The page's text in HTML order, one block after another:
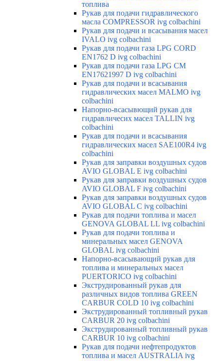
топлива
Рукав для подачи гидравлического
масла COMPRESSOR ivg colbachini
Рукав для подачи и всасывания масел
IVALO ivg colbachini
Рукав для подачи газа LPG CORD
EN1762 D ivg colbachini
Рукав для подачи газа LPG CM
EN17621997 D ivg colbachini
Рукав для подачи и всасывания
гидравлических масел MALMO ivg
colbachini
Напорно-всасывющий рукав для
гидравличесих масел TALLIN ivg
colbachini
Рукав для подачи и всасывания
гидравлических масел SAE100R4 ivg
colbachini
Рукав для заправки воздушных судов
AVIO GLOBAL E ivg colbachini
Рукав для заправки воздушных судов
AVIO GLOBAL F ivg colbachini
Рукав для заправки воздушных судов
AVIO GLOBAL C ivg colbachini
Рукав для подачи топлива и масел
GENOVA GLOBAL LL ivg colbachini
Рукав для подачи топлива и
минеральных масел GENOVA
GLOBAL ivg colbachini
Напорно-всасывающий рукав для
топлива и минеральных масел
PUERTORICO ivg colbachini
Экструдированный рукав для
различных видов топлива GREEN
CARBUR COLD 10 ivg colbachini
Экструдированный топливный рукав
CARBUR 20 ivg colbachini
Экструдированный топливный рукав
CARBUR 10 ivg colbachini
Рукав для подачи нефтепродуктов
топлива и масел AUSTRALIA ivg